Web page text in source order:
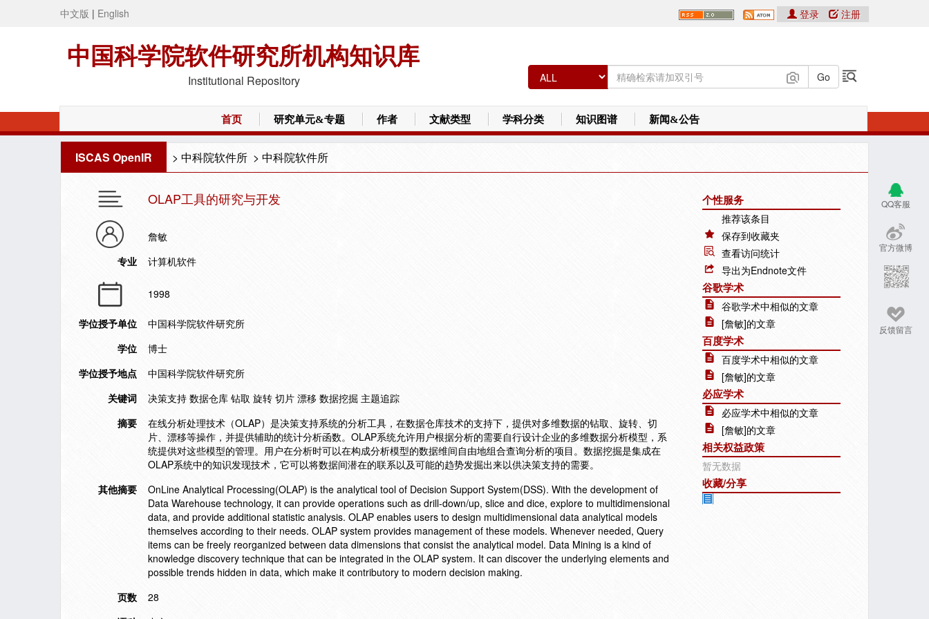
中文版 | English
中国科学院软件研究所机构知识库
Institutional Repository
登录 注册
首页 研究单元&专题 作者 文献类型 学科分类 知识图谱 新闻&公告
ISCAS OpenIR > 中科院软件所 > 中科院软件所
QQ客服
官方微博
反馈留言
OLAP工具的研究与开发
詹敏
专业
计算机软件
1998
学位授予单位
中国科学院软件研究所
学位
博士
学位授予地点
中国科学院软件研究所
关键词
决策支持 数据仓库 钻取 旋转 切片 漂移 数据挖掘 主题追踪
摘要
在线分析处理技术（OLAP）是决策支持系统的分析工具，在数据仓库技术的支持下，提供对多维数据的钻取、旋转、切
片、漂移等操作，并提供辅助的统计分析函数。OLAP系统允许用户根据分析的需要自行设计企业的多维数据分析模型，系
统提供对这些模型的管理。用户在分析时可以在构成分析模型的数据维间自由地组合查询分析的项目。数据挖掘是集成在
OLAP系统中的知识发现技术，它可以将数据间潜在的联系以及可能的趋势发掘出来以供决策支持的需要。
其他摘要
OnLine Analytical Processing(OLAP) is the analytical tool of Decision Support System(DSS). With the development of
Data Warehouse technology, it can provide operations such as drill-down/up, slice and dice, explore to multidimensional
data, and provide additional statistic analysis. OLAP enables users to design multidimensional data analytical models
themselves according to their needs. OLAP system provides management of these models. Whenever needed, Query
items can be freely reorganized between data dimensions that consist the analytical model. Data Mining is a kind of
knowledge discovery technique that can be integrated in the OLAP system. It can discover the underlying elements and
possible trends hidden in data, which make it contributory to modern decision making.
页数
28
个性服务
推荐该条目
保存到收藏夹
查看访问统计
导出为Endnote文件
谷歌学术
谷歌学术中相似的文章
[詹敏]的文章
百度学术
百度学术中相似的文章
[詹敏]的文章
必应学术
必应学术中相似的文章
[詹敏]的文章
相关权益政策
暂无数据
收藏/分享